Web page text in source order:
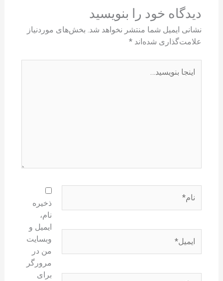
دیدگاه‌ خود را بنویسید
نشانی ایمیل شما منتشر نخواهد شد. بخش‌های موردنیاز
علامت‌گذاری شده‌اند *
بنویسید…
ذخیره
نام،
ایمیل و
وبسایت
من در
مرورگر
برای